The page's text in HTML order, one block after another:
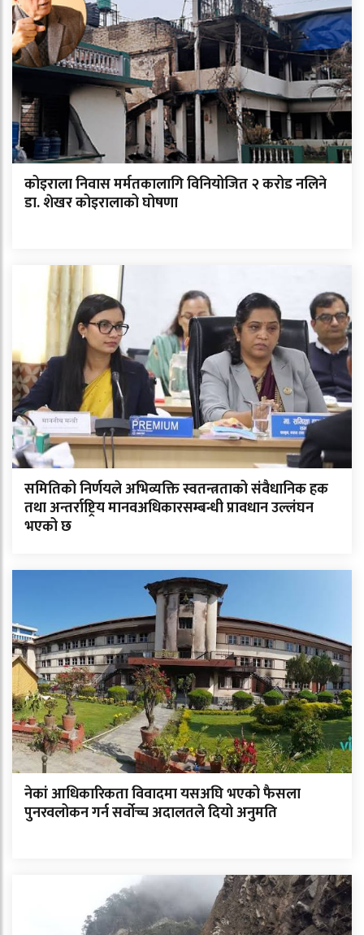
कोइराला निवास मर्मतकालागि विनियोजित २ करोड नलिने
डा. शेखर कोइरालाको घोषणा
समितिको निर्णयले अभिव्यक्ति स्वतन्त्रताको संवैधानिक हक
तथा अन्तर्राष्ट्रिय मानवअधिकारसम्बन्धी प्रावधान उल्लंघन
भएको छ
नेकां आधिकारिकता विवादमा यसअघि भएको फैसला
पुनरवलोकन गर्न सर्वोच्च अदालतले दियो अनुमति